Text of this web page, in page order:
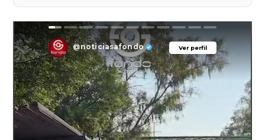
Ver perfil
@noticiasafondo Ver perfil